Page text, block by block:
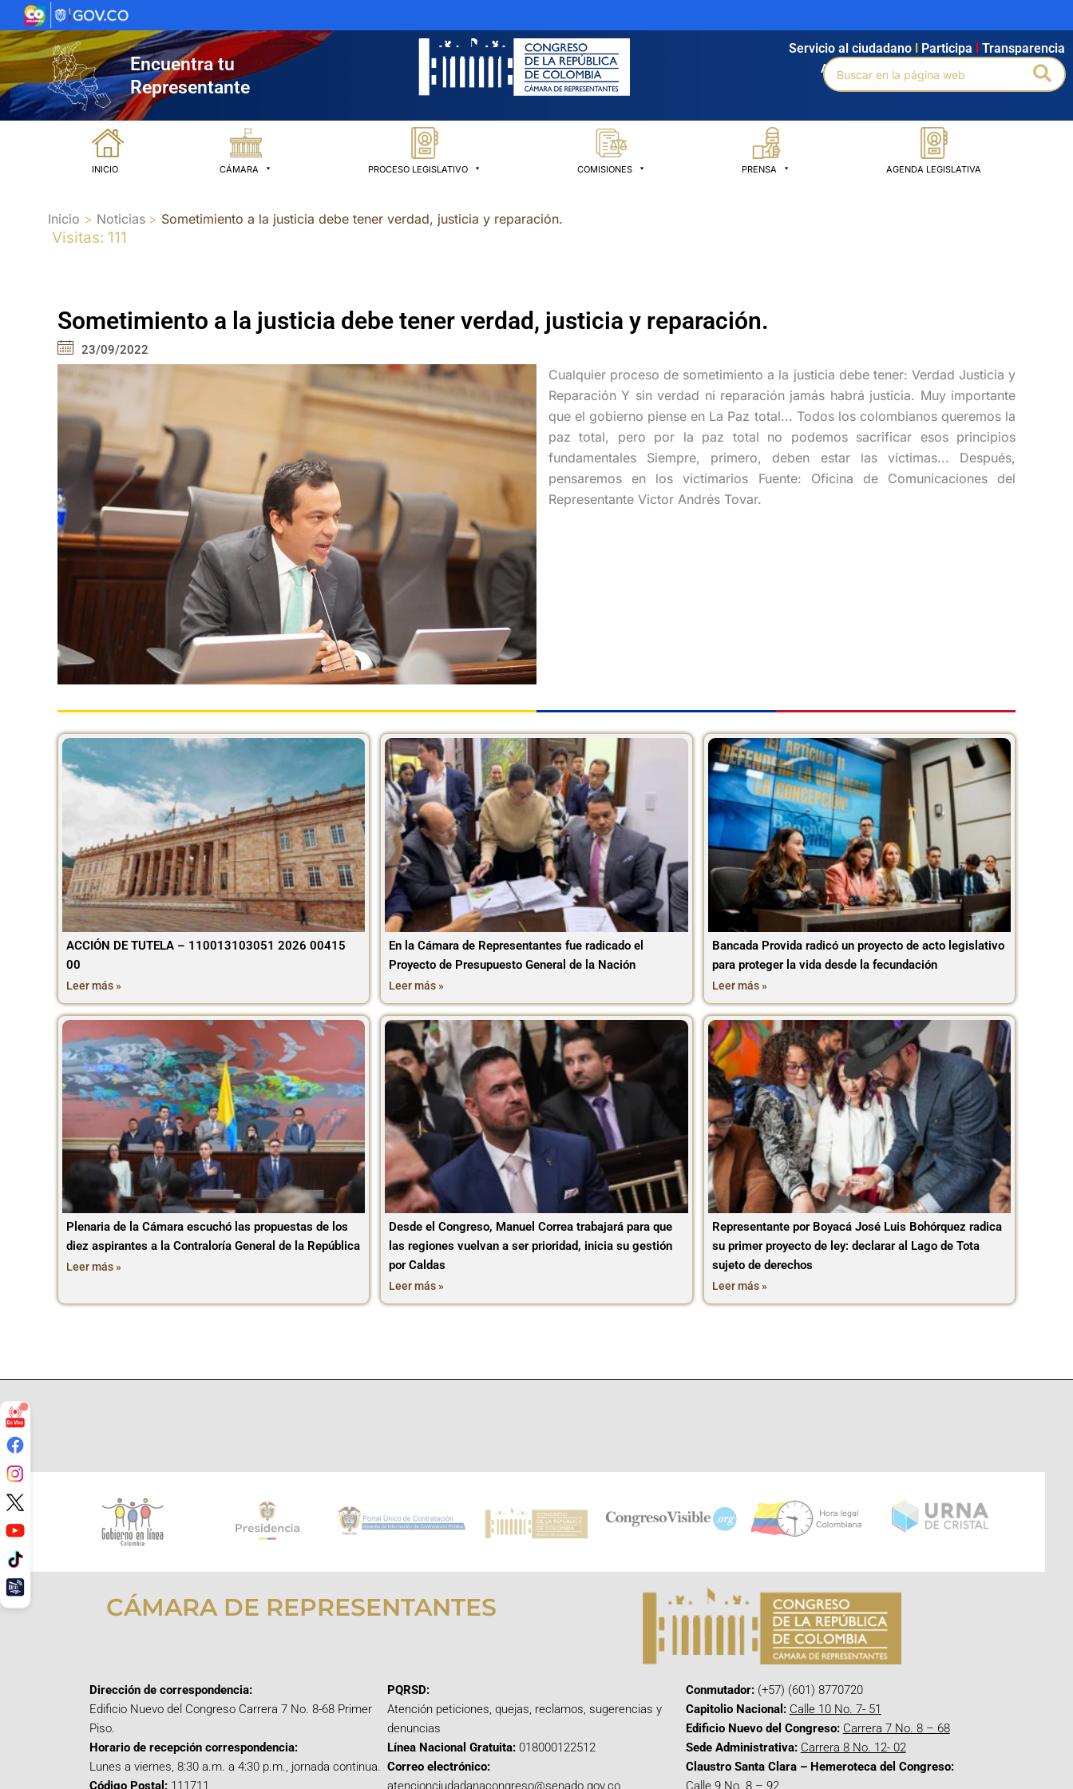
al
contenido
Encuentra tu
Representante
Agendamiento Intranet Búsqueda avanzada
Servicio al ciudadano Participa Transparencia
Buscar
por:
INICIO CÁMARA PROCESO LEGISLATIVO COMISIONES PRENSA AGENDA LEGISLATIVA
Inicio Noticias Sometimiento a la justicia debe tener verdad, justicia y reparación.
Visitas: 111
Sometimiento a la justicia debe tener verdad, justicia y reparación.
23/09/2022
Cualquier proceso de sometimiento a la justicia debe tener: Verdad Justicia y
Reparación Y sin verdad ni reparación jamás habrá justicia. Muy importante
que el gobierno piense en La Paz total... Todos los colombianos queremos la
paz total, pero por la paz total no podemos sacrificar esos principios
fundamentales Siempre, primero, deben estar las víctimas... Después,
pensaremos en los victimarios Fuente: Oficina de Comunicaciones del
Representante Victor Andrés Tovar.
ACCIÓN DE TUTELA – 110013103051 2026 00415
00
Leer más »
En la Cámara de Representantes fue radicado el
Proyecto de Presupuesto General de la Nación
Leer más »
Bancada Provida radicó un proyecto de acto legislativo
para proteger la vida desde la fecundación
Leer más »
Plenaria de la Cámara escuchó las propuestas de los
diez aspirantes a la Contraloría General de la República
Leer más »
Desde el Congreso, Manuel Correa trabajará para que
las regiones vuelvan a ser prioridad, inicia su gestión
por Caldas
Leer más »
Representante por Boyacá José Luis Bohórquez radica
su primer proyecto de ley: declarar al Lago de Tota
sujeto de derechos
Leer más »
CÁMARA DE REPRESENTANTES
Dirección de correspondencia:
Edificio Nuevo del Congreso Carrera 7 No. 8-68 Primer
Piso.
Horario de recepción correspondencia:
Lunes a viernes, 8:30 a.m. a 4:30 p.m., jornada continua.
Código Postal: 111711
PQRSD:
Atención peticiones, quejas, reclamos, sugerencias y
denuncias
Línea Nacional Gratuita: 018000122512
Correo electrónico:
atencionciudadanacongreso@senado.gov.co
Conmutador:(+57) (601) 8770720
Capitolio Nacional: Calle 10 No. 7- 51
Edificio Nuevo del Congreso: Carrera 7 No. 8 – 68
Sede Administrativa: Carrera 8 No. 12- 02
Claustro Santa Clara – Hemeroteca del Congreso:
Calle 9 No. 8 – 92